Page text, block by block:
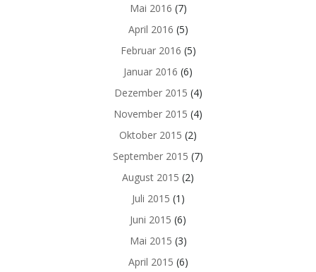
Mai 2016 (7)
April 2016 (5)
Februar 2016 (5)
Januar 2016 (6)
Dezember 2015 (4)
November 2015 (4)
Oktober 2015 (2)
September 2015 (7)
August 2015 (2)
Juli 2015 (1)
Juni 2015 (6)
Mai 2015 (3)
April 2015 (6)